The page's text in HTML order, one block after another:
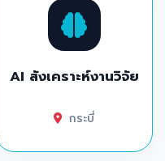
AI สังเคราะห์งานวิจัย
กระบี่